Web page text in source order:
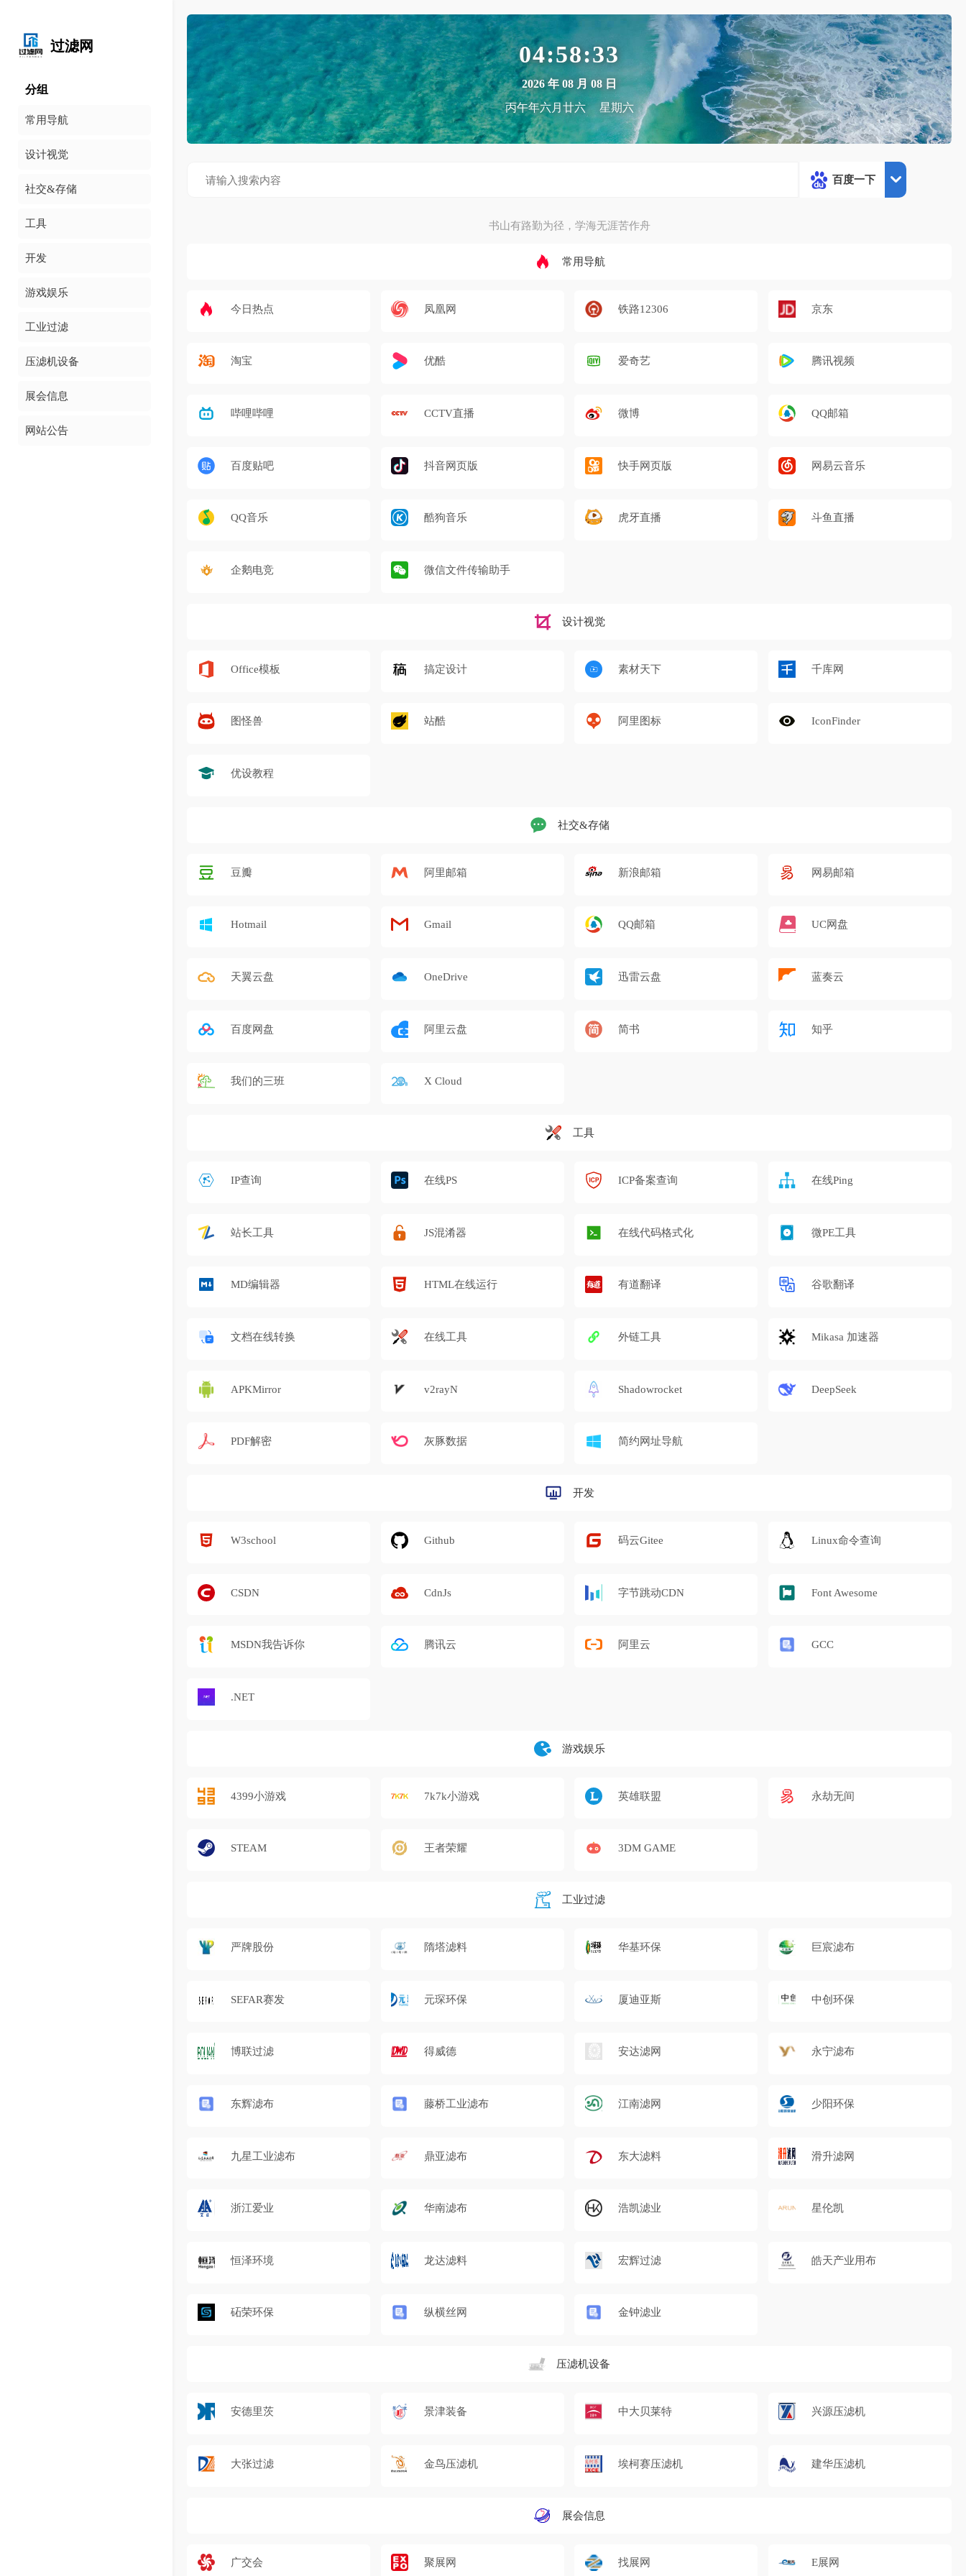
过滤网
分组
常用导航
设计视觉
社交&存储
工具
开发
游戏娱乐
工业过滤
压滤机设备
展会信息
网站公告
04:58:34
2026 年 08 月 08 日
丙午年六月廿六
星期六
百度一下
书山有路勤为径，学海无涯苦作舟
常用导航
今日热点 凤凰网 铁路12306 京东
淘宝 优酷 爱奇艺 腾讯视频
哔哩哔哩 CCTV直播 微博 QQ邮箱
百度贴吧 抖音网页版 快手网页版 网易云音乐
QQ音乐 酷狗音乐 虎牙直播 斗鱼直播
企鹅电竞 微信文件传输助手
设计视觉
Office模板 搞定设计 素材天下 千库网
图怪兽 站酷 阿里图标 IconFinder
优设教程
社交&存储
豆瓣 阿里邮箱 新浪邮箱 网易邮箱
Hotmail Gmail QQ邮箱 UC网盘
天翼云盘 OneDrive 迅雷云盘 蓝奏云
百度网盘 阿里云盘 简书 知乎
我们的三班 X Cloud
工具
IP查询 在线PS ICP备案查询 在线Ping
站长工具 JS混淆器 在线代码格式化 微PE工具
MD编辑器 HTML在线运行 有道翻译 谷歌翻译
文档在线转换 在线工具 外链工具 Mikasa 加速器
APKMirror v2rayN Shadowrocket DeepSeek
PDF解密 灰豚数据 简约网址导航
开发
W3school Github 码云Gitee Linux命令查询
CSDN CdnJs 字节跳动CDN Font Awesome
MSDN我告诉你 腾讯云 阿里云 GCC
.NET
游戏娱乐
4399小游戏 7k7k小游戏 英雄联盟 永劫无间
STEAM 王者荣耀 3DM GAME
工业过滤
严牌股份 隋塔滤料 华基环保 巨宸滤布
SEFAR赛发 元琛环保 厦迪亚斯 中创环保
博联过滤 得威德 安达滤网 永宁滤布
东辉滤布 藤桥工业滤布 江南滤网 少阳环保
九星工业滤布 鼎亚滤布 东大滤料 滑升滤网
浙江爱业 华南滤布 浩凯滤业 星伦凯
恒泽环境 龙达滤料 宏辉过滤 皓天产业用布
砳荣环保 纵横丝网 金钟滤业
压滤机设备
安德里茨 景津装备 中大贝莱特 兴源压滤机
大张过滤 金鸟压滤机 埃柯赛压滤机 建华压滤机
展会信息
广交会 聚展网 找展网 E展网